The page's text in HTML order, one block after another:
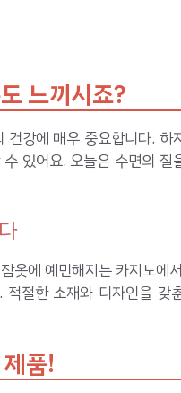
느끼시죠?
강에 매우 중요합니다. 하
있어요. 오늘은 수면의 질
옷에 예민해지는 카지노에
절한 소재와 디자인을 갖
품!